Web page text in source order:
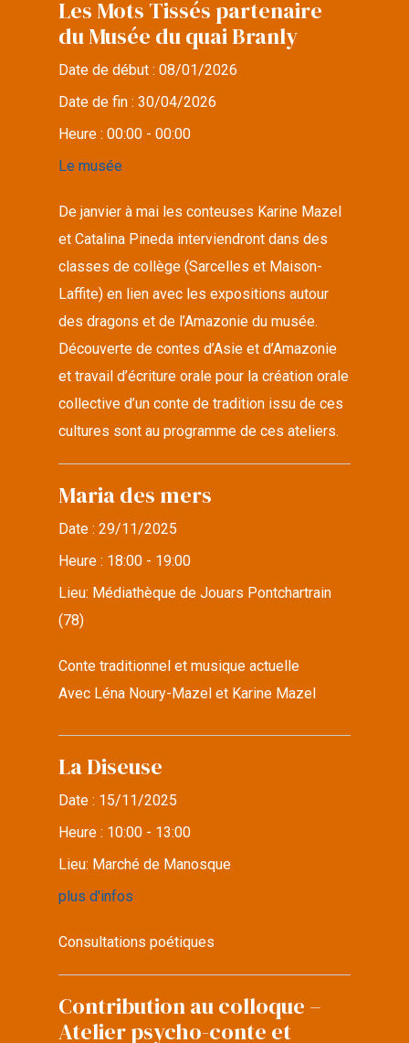
Les Mots Tissés partenaire
du Musée du quai Branly
Date de début :08/01/2026
Date de fin :30/04/2026
Heure :00:00 - 00:00
Le musée
De janvier à mai les conteuses Karine Mazel
et Catalina Pineda interviendront dans des
classes de collège (Sarcelles et Maison-
Laffite) en lien avec les expositions autour
des dragons et de l’Amazonie du musée.
Découverte de contes d’Asie et d’Amazonie
et travail d’écriture orale pour la création orale
collective d’un conte de tradition issu de ces
cultures sont au programme de ces ateliers.
Maria des mers
Date :29/11/2025
Heure : 18:00 - 19:00
Lieu: Médiathèque de Jouars Pontchartrain
(78)
Conte traditionnel et musique actuelle
Avec Léna Noury-Mazel et Karine Mazel
La Diseuse
Date : 15/11/2025
Heure : 10:00 - 13:00
Lieu: Marché de Manosque
plus d'infos
Consultations poétiques
Contribution au colloque –
Atelier psycho-conte et